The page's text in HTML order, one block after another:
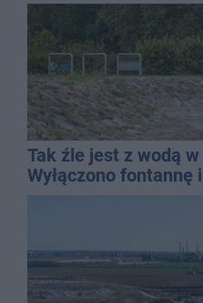
Tak źle jest z wodą
Wyłączono fontannę